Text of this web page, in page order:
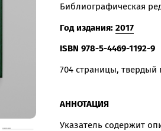
Библиографическая
Год издания: 2017
ISBN 978-5-4469-1192-9
704 страницы, твердый
АННОТАЦИЯ
Указатель содержит